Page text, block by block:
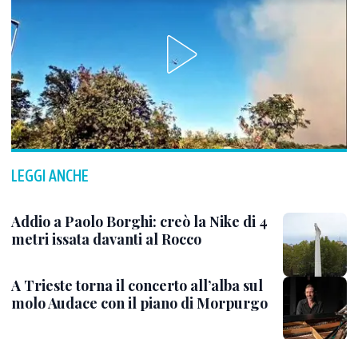
LEGGI ANCHE
Addio a Paolo Borghi: creò la Nike di 4
metri issata davanti al Rocco
A Trieste torna il concerto all’alba sul
molo Audace con il piano di Morpurgo